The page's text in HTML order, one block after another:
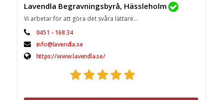
Lavendla Begravningsbyrå, Hässleholm
Vi arbetar för att göra det svåra lättare...
0451 - 168 34
info@lavendla.se
https://www.lavendla.se/